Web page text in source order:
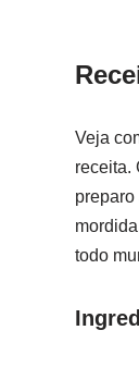
Veja
receita.
todo